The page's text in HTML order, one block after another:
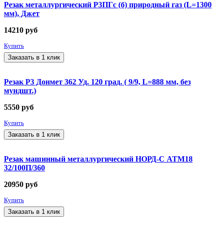
Резак металлургический Р3ПГс (б) природный газ (L=1300
мм), Джет
14210 руб
Купить
Заказать в 1 клик
Резак Р3 Донмет 362 Уд. 120 град. ( 9/9, L=888 мм, без
мундшт.)
5550 руб
Купить
Заказать в 1 клик
Резак машинный металлургический НОРД-С АТМ18
32/100П/360
20950 руб
Купить
Заказать в 1 клик